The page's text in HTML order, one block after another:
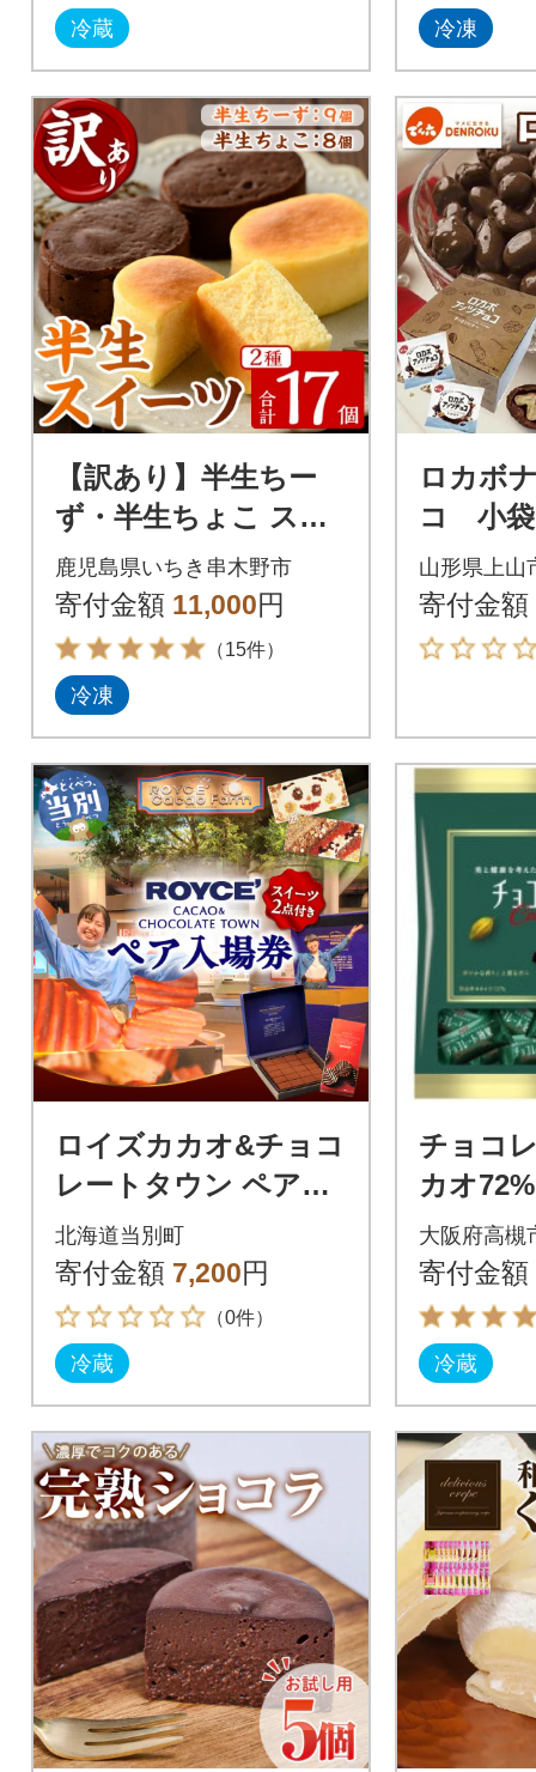
冷蔵 冷凍
【訳あり】半生ちー
ず・半生ちょこ スフ
レ チーズケーキ と チ
ョコレートケーキ 詰
合せ 合計17個
鹿児島県いちき串木野市
寄付金額 11,000円
（15件）
冷凍
ロカボ
コ 小
0019-
山形県上山
寄付金額
ロイズカカオ&チョコ
レートタウン ペア特
別入場券付きROYC
E’スイーツセット_tb
01-018
北海道当別町
寄付金額 7,200円
（0件）
冷蔵
チョコ
カオ
示内容
入り(1
り)
大阪府高槻
寄付金額
冷蔵